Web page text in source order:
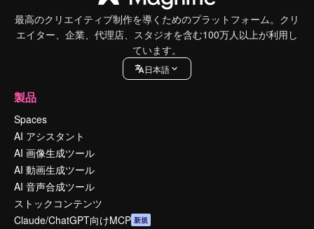
最高のクリエイティブ制作を導くためのプラットフォーム。クリ
エイター、企業、代理店、スタジオを含む100万人以上が利用し
ています。
日本語
製品
Spaces
AI アシスタント
AI 画像生成ツール
AI 動画生成ツール
AI 音声合成ツール
ストックコンテンツ
Claude/ChatGPT向けMCP 新規